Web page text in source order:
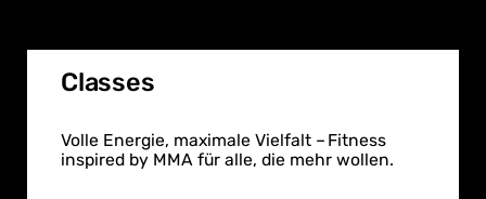
Classes
Volle Energie, maximale Vielfalt – Fitness
inspired by MMA für alle, die mehr wollen.